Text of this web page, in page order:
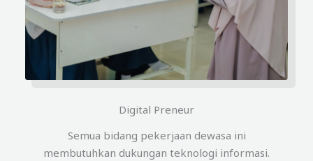
Digital Preneur
Semua bidang pekerjaan dewasa ini
membutuhkan dukungan teknologi informasi.